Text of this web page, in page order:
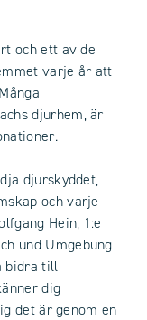
och ett av de
varje år att
djurhem, är
djurskyddet,
och varje
Hein, 1:e
und Umgebung
bidra till
dig
det är genom en